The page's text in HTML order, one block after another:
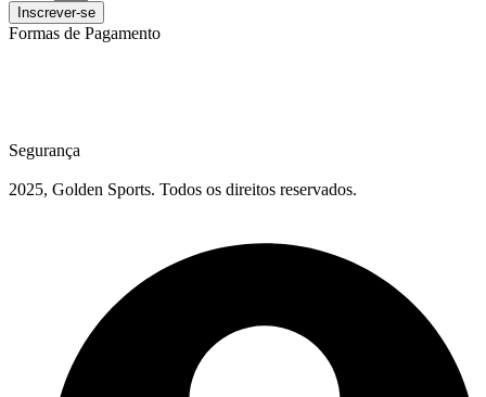
Inscrever-se
Formas de Pagamento
Segurança
2025, Golden Sports. Todos os direitos reservados.